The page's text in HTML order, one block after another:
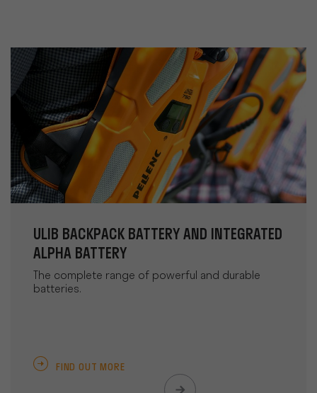
ULIB BACKPACK BATTERY AND INTEGRATED
ALPHA BATTERY
The complete range of powerful and durable
batteries.
FIND OUT MORE